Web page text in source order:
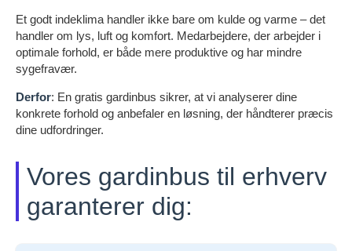
Et godt indeklima handler ikke bare om kulde og varme – det
handler om lys, luft og komfort. Medarbejdere, der arbejder i
optimale forhold, er både mere produktive og har mindre
sygefravær.
Derfor: En gratis gardinbus sikrer, at vi analyserer dine
konkrete forhold og anbefaler en løsning, der håndterer præcis
dine udfordringer.
Vores gardinbus til erhverv
garanterer dig: